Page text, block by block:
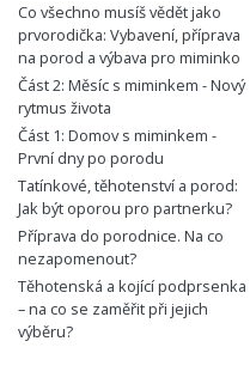
Co všechno musíš vědět jako
prvorodička: Vybavení, příprava
na porod a výbava pro miminko
Část 2: Měsíc s miminkem - Nový
rytmus života
Část 1: Domov s miminkem -
První dny po porodu
Tatínkové, těhotenství a porod:
Jak být oporou pro partnerku?
Příprava do porodnice. Na co
nezapomenout?
Těhotenská a kojící podprsenka
– na co se zaměřit při jejich
výběru?